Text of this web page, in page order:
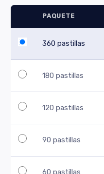
PAQUETE
360 pastillas
180 pastillas
120 pastillas
90 pastillas
60 pastillas